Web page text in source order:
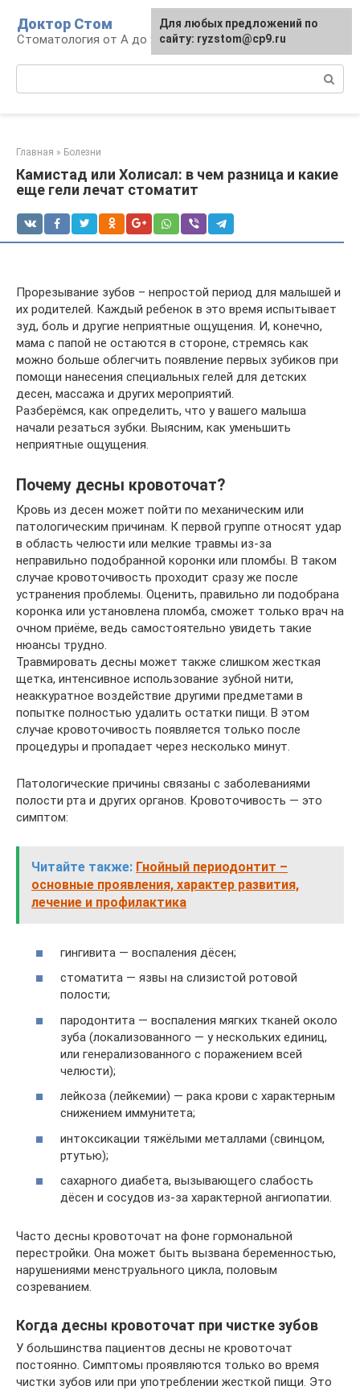
контенту
Доктор Стом
Стоматология от А до Я
Главная » Болезни
Камистад или Холисал: в чем разница и какие
еще гели лечат стоматит
Прорезывание зубов – непростой период для малышей и
их родителей. Каждый ребенок в это время испытывает
зуд, боль и другие неприятные ощущения. И, конечно,
мама с папой не остаются в стороне, стремясь как
можно больше облегчить появление первых зубиков при
помощи нанесения специальных гелей для детских
десен, массажа и других мероприятий.
Разберёмся, как определить, что у вашего малыша
начали резаться зубки. Выясним, как уменьшить
неприятные ощущения.
Почему десны кровоточат?
Кровь из десен может пойти по механическим или
патологическим причинам. К первой группе относят удар
в область челюсти или мелкие травмы из-за
неправильно подобранной коронки или пломбы. В таком
случае кровоточивость проходит сразу же после
устранения проблемы. Оценить, правильно ли подобрана
коронка или установлена пломба, сможет только врач на
очном приёме, ведь самостоятельно увидеть такие
нюансы трудно.
Травмировать десны может также слишком жесткая
щетка, интенсивное использование зубной нити,
неаккуратное воздействие другими предметами в
попытке полностью удалить остатки пищи. В этом
случае кровоточивость появляется только после
процедуры и пропадает через несколько минут.
Патологические причины связаны с заболеваниями
полости рта и других органов. Кровоточивость — это
симптом:
Читайте также: Гнойный периодонтит –
основные проявления, характер развития,
лечение и профилактика
гингивита — воспаления дёсен;
стоматита — язвы на слизистой ротовой
полости;
пародонтита — воспаления мягких тканей около
зуба (локализованного — у нескольких единиц,
или генерализованного с поражением всей
челюсти);
лейкоза (лейкемии) — рака крови с характерным
снижением иммунитета;
интоксикации тяжёлыми металлами (свинцом,
ртутью);
сахарного диабета, вызывающего слабость
дёсен и сосудов из-за характерной ангиопатии.
Часто десны кровоточат на фоне гормональной
перестройки. Она может быть вызвана беременностью,
нарушениями менструального цикла, половым
созреванием.
Когда десны кровоточат при чистке зубов
У большинства пациентов десны не кровоточат
постоянно. Симптомы проявляются только во время
чистки зубов или при употреблении жесткой пищи. Это
Для любых предложений по
сайту: ryzstom@cp9.ru